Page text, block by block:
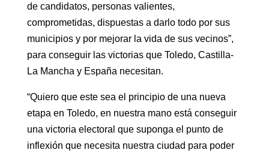
de candidatos, personas valientes,
comprometidas, dispuestas a darlo todo por sus
municipios y por mejorar la vida de sus vecinos”,
para conseguir las victorias que Toledo, Castilla-
La Mancha y España necesitan.
“Quiero que este sea el principio de una nueva
etapa en Toledo, en nuestra mano está conseguir
una victoria electoral que suponga el punto de
inflexión que necesita nuestra ciudad para poder